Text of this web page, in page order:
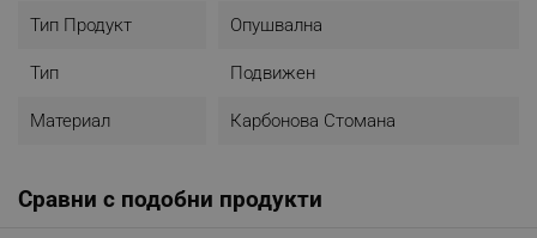
Тип Продукт Опушвална
Тип Подвижен
Материал Карбонова Стомана
Сравни с подобни продукти